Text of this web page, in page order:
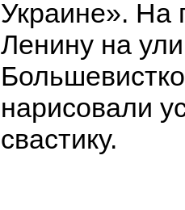
Украине». На
Ленину на
нарисовали
свастику.